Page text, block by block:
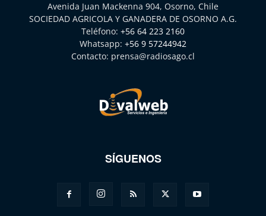
Avenida Juan Mackenna 904, Osorno, Chile
SOCIEDAD AGRICOLA Y GANADERA DE OSORNO A.G.
Teléfono: +56 64 223 2160
Whatsapp: +56 9 57244942
Contacto: prensa@radiosago.cl
SÍGUENOS